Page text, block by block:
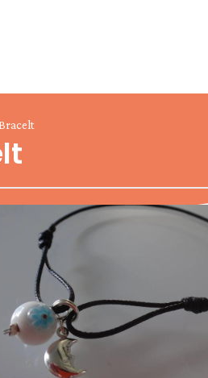
Bracelt